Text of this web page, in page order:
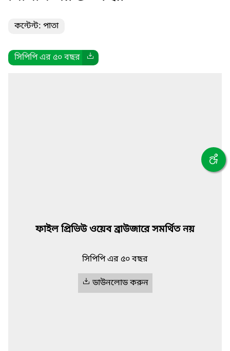
কন্টেন্ট: পাতা
সিপিপি এর ৫০ বছর
ফাইল প্রিভিউ ওয়েব ব্রাউজারে সমর্থিত নয়
সিপিপি এর ৫০ বছর
ডাউনলোড করুন